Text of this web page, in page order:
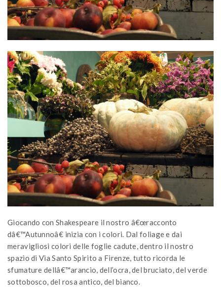
Giocando con Shakespeare il nostro â€œracconto
dâ€™Autunnoâ€ inizia con i colori. Dal foliage e dai
meravigliosi colori delle foglie cadute, dentro il nostro
spazio di Via Santo Spirito a Firenze, tutto ricorda le
sfumature dellâ€™arancio, dell’ocra, del bruciato, del verde
sottobosco, del rosa antico, del bianco.